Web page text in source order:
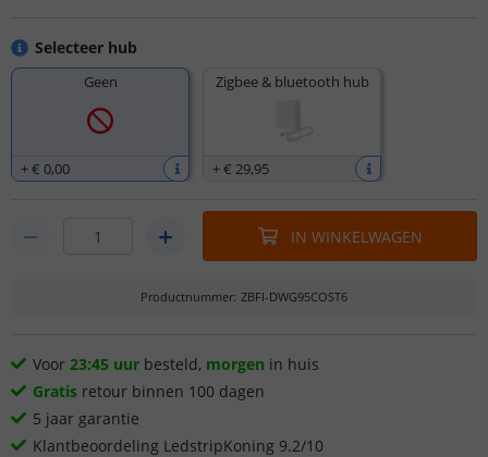
Selecteer hub
Geen
+€ 0,00
Zigbee & bluetooth hub
+€ 29,95
IN WINKELWAGEN
Productnummer: ZBFI-DWG95COST6
Voor 23:45 uur besteld, morgen in huis
Gratis retour binnen 100 dagen
5 jaar garantie
Klantbeoordeling LedstripKoning 9.2/10